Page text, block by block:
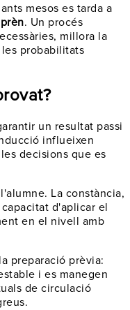
mesos es tarda a
. Un procés
millora la
probabilitats
un resultat passi
influeixen
decisions que es
La constància,
d'aplicar el
en el nivell amb
preparació prèvia:
i es manegen
de circulació